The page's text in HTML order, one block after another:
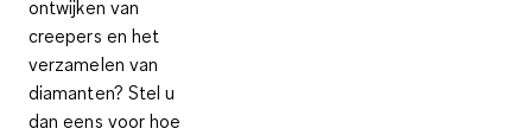
ontwijken van
creepers en het
verzamelen van
diamanten? Stel u
dan eens voor hoe